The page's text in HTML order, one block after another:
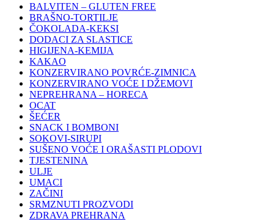
BALVITEN – GLUTEN FREE
BRAŠNO-TORTILJE
ČOKOLADA-KEKSI
DODACI ZA SLASTICE
HIGIJENA-KEMIJA
KAKAO
KONZERVIRANO POVRĆE-ZIMNICA
KONZERVIRANO VOĆE I DŽEMOVI
NEPREHRANA – HORECA
OCAT
ŠEĆER
SNACK I BOMBONI
SOKOVI-SIRUPI
SUŠENO VOĆE I ORAŠASTI PLODOVI
TJESTENINA
ULJE
UMACI
ZAČINI
SRMZNUTI PROZVODI
ZDRAVA PREHRANA